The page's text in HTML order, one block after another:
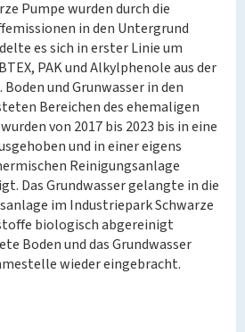
Pumpe wurden durch die
in den Untergrund
es sich in erster Linie um
PAK und Alkylphenole aus der
und Grunwasser in den
Bereichen des ehemaligen
von 2017 bis 2023 bis in eine
und in einer eigens
Reinigungsanlage
Das Grundwasser gelangte in die
im Industriepark Schwarze
biologisch abgereinigt
Boden und das Grundwasser
wieder eingebracht.